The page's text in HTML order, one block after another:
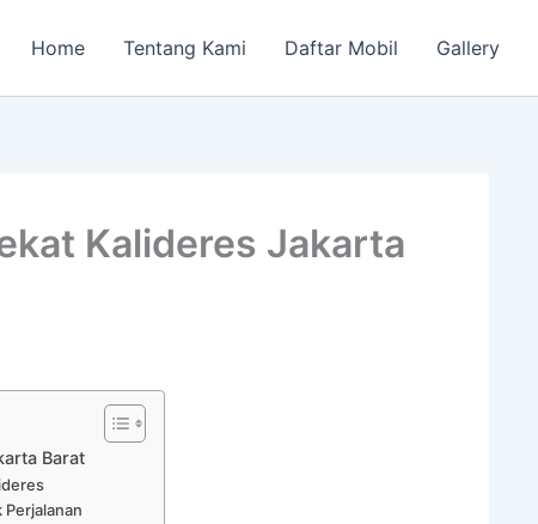
Home Tentang Kami Daftar Mobil Gallery
Kalideres Jakarta
Barat
Perjalanan